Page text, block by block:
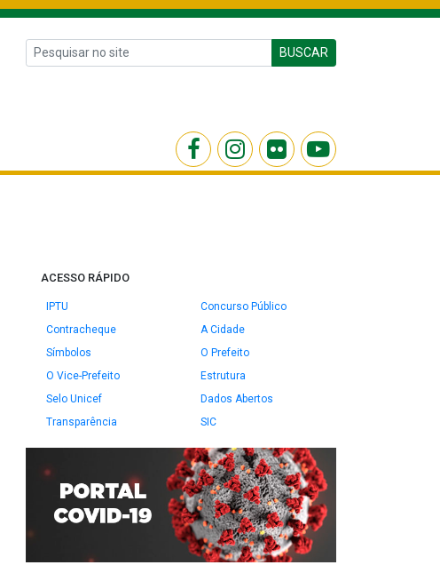
BUSCAR
ACESSO RÁPIDO
IPTU
Concurso Público
Contracheque
A Cidade
Símbolos
O Prefeito
O Vice-Prefeito
Estrutura
Selo Unicef
Dados Abertos
Transparência
SIC